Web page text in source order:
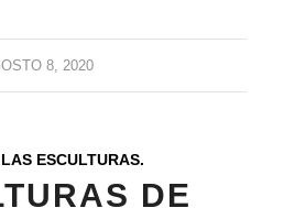
8, 2020
ESCULTURAS.
DE